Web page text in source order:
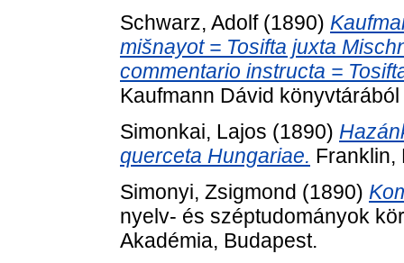
Schwarz, Adolf(1890)
mišnayot = Tosifta juxta
commentario instructa =
Kaufmann Dávid könyvtárából
Simonkai, Lajos (1890)
querceta Hungariae. Franklin,
Simonyi, Zsigmond (1890)
nyelv- és széptudományok
Akadémia, Budapest.